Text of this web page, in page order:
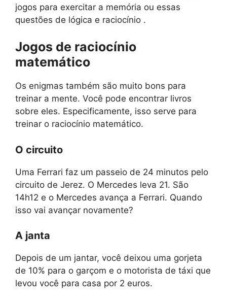
jogos para exercitar a memória ou essas
questões de lógica e raciocínio .
Jogos de raciocínio
matemático
Os enigmas também são muito bons para
treinar a mente. Você pode encontrar livros
sobre eles. Especificamente, isso serve para
treinar o raciocínio matemático.
O circuito
Uma Ferrari faz um passeio de 24 minutos pelo
circuito de Jerez. O Mercedes leva 21. São
14h12 e o Mercedes avança a Ferrari. Quando
isso vai avançar novamente?
A janta
Depois de um jantar, você deixou uma gorjeta
de 10% para o garçom e o motorista de táxi que
levou você para casa por 2 euros.